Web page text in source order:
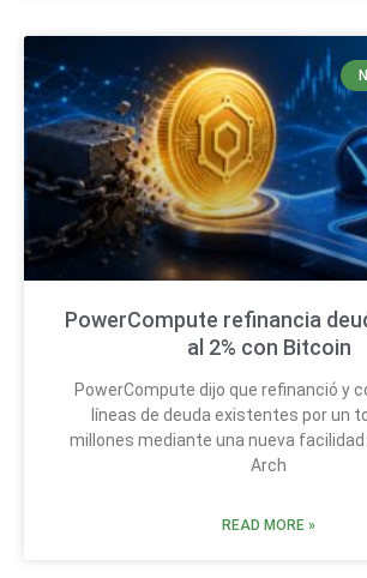
PowerCompute refinancia
al 2% con Bitcoin
PowerCompute dijo que refinanció y
líneas de deuda existentes por un
millones mediante una nueva
Arch
READ MORE »